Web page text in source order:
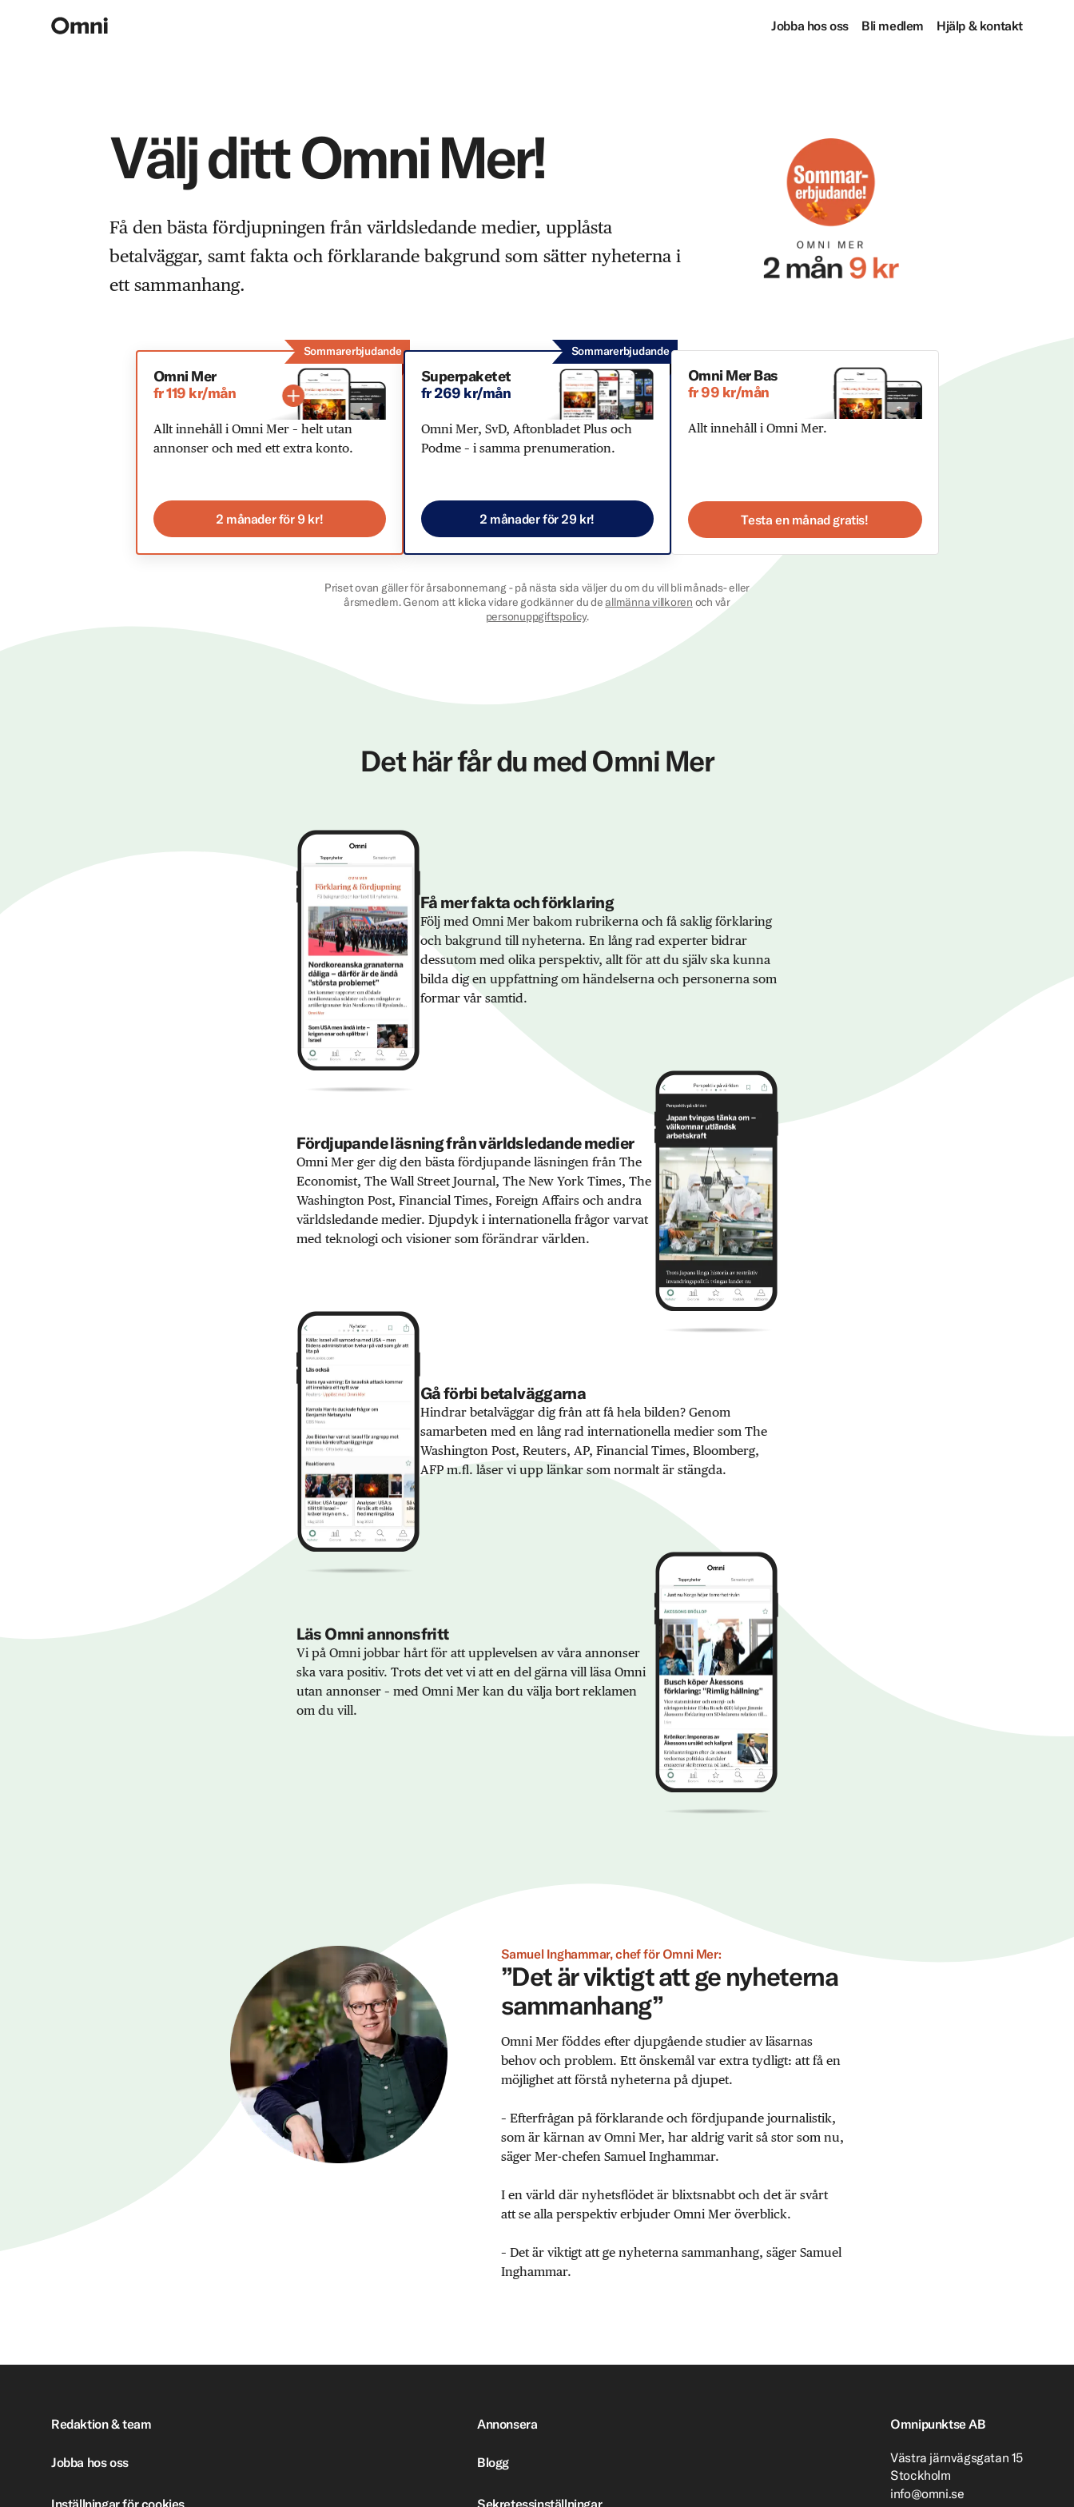
Jobba hos oss Bli medlem Hjälp & kontakt
Välj ditt Omni Mer!
Få den bästa fördjupningen från världsledande medier, upplåsta
betalväggar, samt fakta och förklarande bakgrund som sätter nyheterna i
ett sammanhang.
Sommarerbjudande
Omni Mer
fr 119 kr/mån
Allt innehåll i Omni Mer – helt utan
annonser och med ett extra konto.
2 månader för 9 kr!
Sommarerbjudande
Superpaketet
fr 269 kr/mån
Omni Mer, SvD, Aftonbladet Plus och
Podme – i samma prenumeration.
2 månader för 29 kr!
Omni Mer Bas
fr 99 kr/mån
Allt innehåll i Omni Mer.
Testa en månad gratis!
Priset ovan gäller för årsabonnemang - på nästa sida väljer du om du vill bli månads- eller
årsmedlem. Genom att klicka vidare godkänner du deallmänna villkoren och vår
personuppgiftspolicy.
Det här får du med Omni Mer
Få mer fakta och förklaring
Följ med Omni Mer bakom rubrikerna och få saklig förklaring
och bakgrund till nyheterna. En lång rad experter bidrar
dessutom med olika perspektiv, allt för att du själv ska kunna
bilda dig en uppfattning om händelserna och personerna som
formar vår samtid.
Fördjupande läsning från världsledande medier
Omni Mer ger dig den bästa fördjupande läsningen från The
Economist, The Wall Street Journal, The New York Times, The
Washington Post, Financial Times, Foreign Affairs och andra
världsledande medier. Djupdyk i internationella frågor varvat
med teknologi och visioner som förändrar världen.
Gå förbi betalväggarna
Hindrar betalväggar dig från att få hela bilden? Genom
samarbeten med en lång rad internationella medier som The
Washington Post, Reuters, AP, Financial Times, Bloomberg,
AFP m.fl. låser vi upp länkar som normalt är stängda.
Läs Omni annonsfritt
Vi på Omni jobbar hårt för att upplevelsen av våra annonser
ska vara positiv. Trots det vet vi att en del gärna vill läsa Omni
utan annonser – med Omni Mer kan du välja bort reklamen
om du vill.
Samuel Inghammar, chef för Omni Mer:
”Det är viktigt att ge nyheterna
sammanhang”
Omni Mer föddes efter djupgående studier av läsarnas
behov och problem. Ett önskemål var extra tydligt: att få en
möjlighet att förstå nyheterna på djupet.
– Efterfrågan på förklarande och fördjupande journalistik,
som är kärnan av Omni Mer, har aldrig varit så stor som nu,
säger Mer-chefen Samuel Inghammar.
I en värld där nyhetsflödet är blixtsnabbt och det är svårt
att se alla perspektiv erbjuder Omni Mer överblick.
– Det är viktigt att ge nyheterna sammanhang, säger Samuel
Inghammar.
Redaktion & team Annonsera
Jobba hos oss Blogg
Inställningar för cookies Sekretessinställningar
Omnipunktse AB
Västra järnvägsgatan 15
Stockholm
info@omni.se